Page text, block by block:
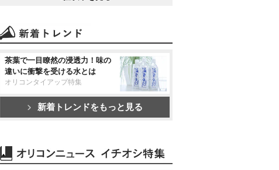
茶葉で一目瞭然の浸透力！味の
違いに衝撃を受ける水とは
オリコンタイアップ特集
新着トレンドをもっと見る